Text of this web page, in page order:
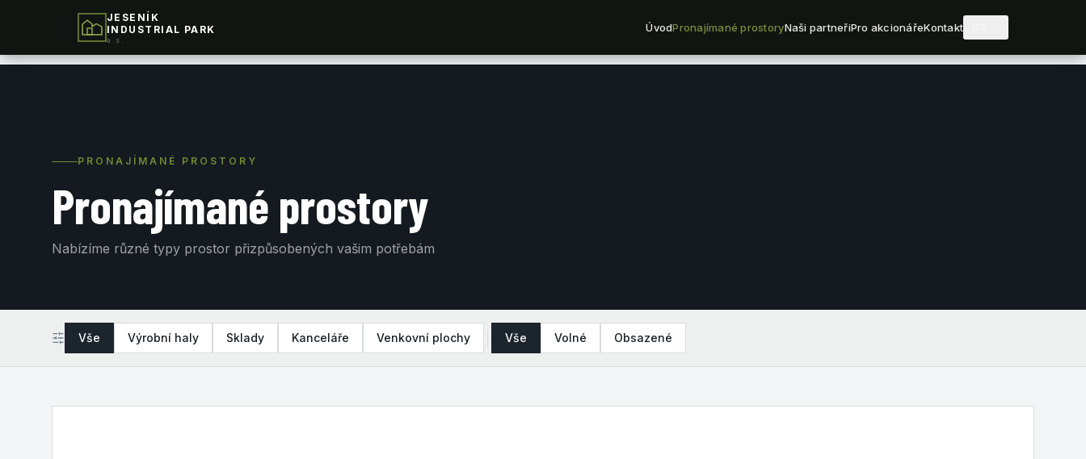
JESENÍK
INDUSTRIAL PARK
a.s.
ÚvodPronajímané prostoryNaši partneřiPro akcionářeKontakt
PRONAJÍMANÉ PROSTORY
Pronajímané prostory
Nabízíme různé typy prostor přizpůsobených vašim potřebám
Vše Výrobní haly Sklady Kanceláře Venkovní plochy Vše Volné Obsazené